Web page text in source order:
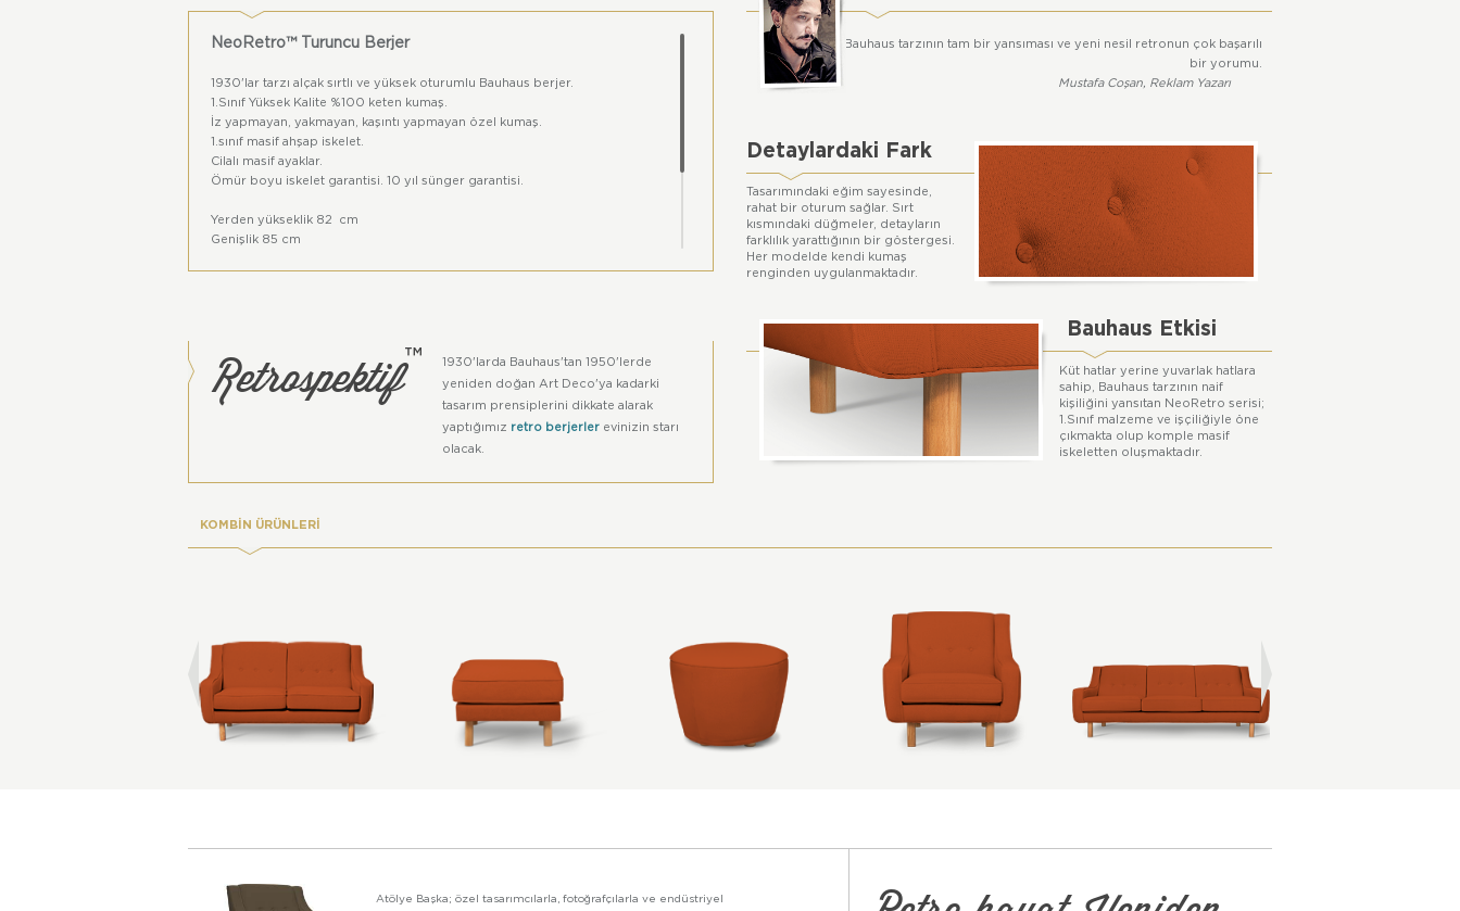
NeoRetro™ Turuncu Berjer
1930'lar tarzı alçak sırtlı ve yüksek oturumlu Bauhaus berjer.
1.Sınıf Yüksek Kalite %100 keten kumaş.
İz yapmayan, yakmayan, kaşıntı yapmayan özel kumaş.
1.sınıf masif ahşap iskelet.
Cilalı masif ayaklar.
Ömür boyu iskelet garantisi. 10 yıl sünger garantisi.
Yerden yükseklik 82 cm
Genişlik 85 cm
Bu ürün Retrospektif™ grubu ürünüdür. Tüm hakları Atölye Başka'ya aittir.
Retrospektif™
1930'larda Bauhaus'tan 1950'lerde
yeniden doğan Art Deco'ya kadarki
tasarım prensiplerini dikkate alarak
yaptığımız retro berjerler evinizin starı
olacak.
Bauhaus tarzının tam bir yansıması ve yeni nesil retronun çok başarılı
bir yorumu.
Mustafa Coşan, Reklam Yazarı
Detaylardaki Fark
Tasarımındaki eğim sayesinde,
rahat bir oturum sağlar. Sırt
kısmındaki düğmeler, detayların
farklılık yarattığının bir göstergesi.
Her modelde kendi kumaş
renginden uygulanmaktadır.
Bauhaus Etkisi
Küt hatlar yerine yuvarlak hatlara
sahip, Bauhaus tarzının naif
kişiliğini yansıtan NeoRetro serisi;
1.Sınıf malzeme ve işçiliğiyle öne
çıkmakta olup komple masif
iskeletten oluşmaktadır.
KOMBİN ÜRÜNLERİ
Atölye Başka; özel tasarımcılarla, fotoğrafçılarla ve endüstriyel